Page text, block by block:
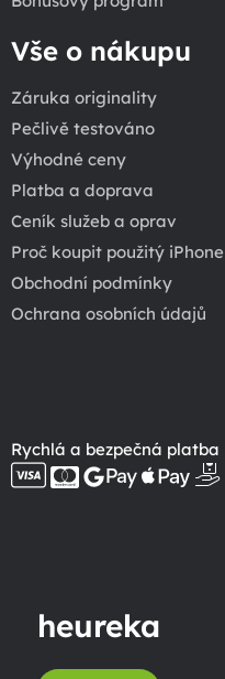
Vše o nákupu
Záruka originality
Pečlivě testováno
Výhodné ceny
Platba a doprava
Ceník služeb a oprav
Proč koupit použitý iPhone
Obchodní podmínky
Ochrana osobních údajů
Rychlá a bezpečná platba
heureka